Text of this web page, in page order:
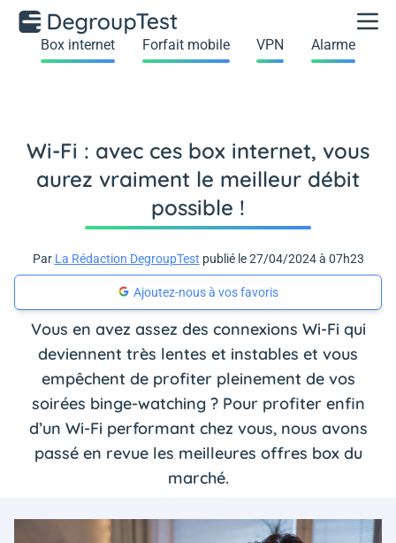
Box internet Forfait mobile VPN Alarme
Wi-Fi : avec ces box internet, vous
aurez vraiment le meilleur débit
possible !
Par La Rédaction DegroupTest publié le 27/04/2024 à 07h23
Ajoutez-nous à vos favoris
Vous en avez assez des connexions Wi-Fi qui
deviennent très lentes et instables et vous
empêchent de profiter pleinement de vos
soirées binge-watching ? Pour profiter enfin
d’un Wi-Fi performant chez vous, nous avons
passé en revue les meilleures offres box du
marché.